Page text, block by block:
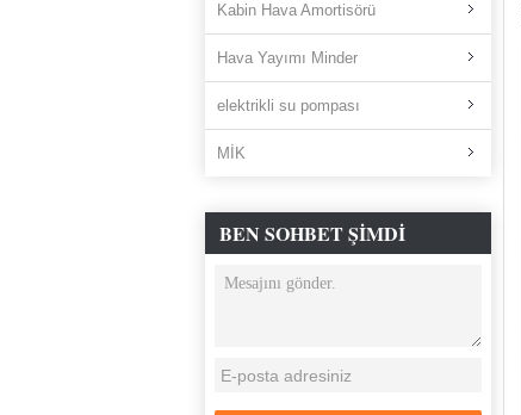
Kabin Hava Amortisörü
Hava Yayımı Minder
elektrikli su pompası
MİK
BEN SOHBET ŞIMDI